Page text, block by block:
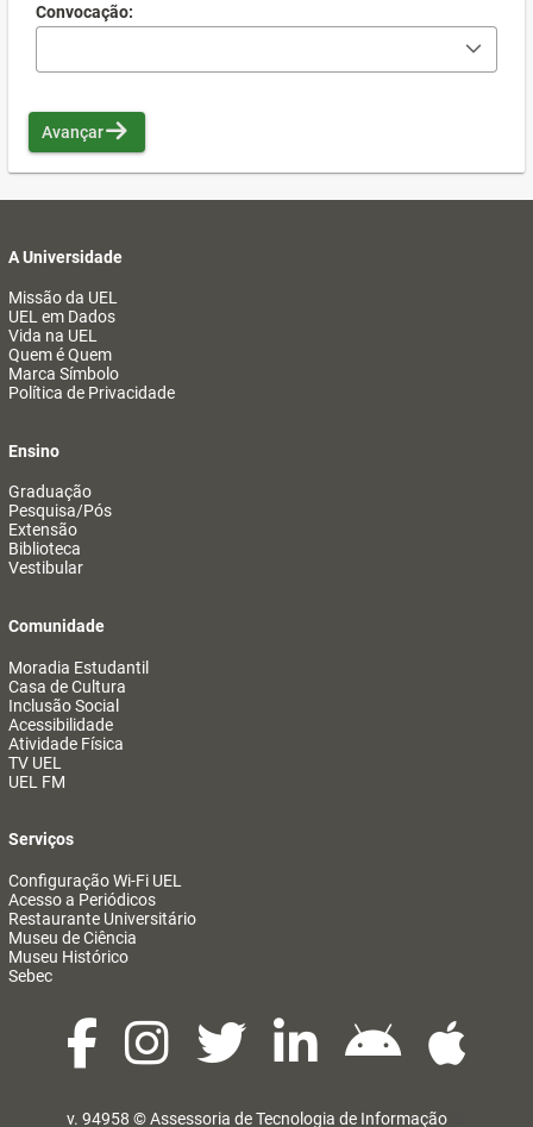
Convocação:
Avançar
A Universidade
Missão da UEL
UEL em Dados
Vida na UEL
Quem é Quem
Marca Símbolo
Política de Privacidade
Ensino
Graduação
Pesquisa/Pós
Extensão
Biblioteca
Vestibular
Comunidade
Moradia Estudantil
Casa de Cultura
Inclusão Social
Acessibilidade
Atividade Física
TV UEL
UEL FM
Serviços
Configuração Wi-Fi UEL
Acesso a Periódicos
Restaurante Universitário
Museu de Ciência
Museu Histórico
Sebec
v. 94958 ©Assessoria de Tecnologia de Informação